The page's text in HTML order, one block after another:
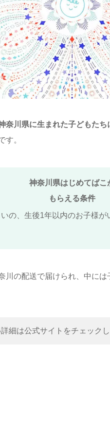
奈川県に生まれた子どもた
す。
神奈川県はじめてばこ
もらえる条件
の、生後1年以内のお子様が
川の配送で届けられ、中に
細は公式サイトをチェック